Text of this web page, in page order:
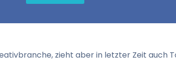
zieht aber in letzter Zeit auch